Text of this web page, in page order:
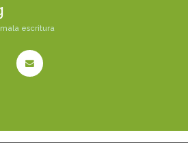
escritura